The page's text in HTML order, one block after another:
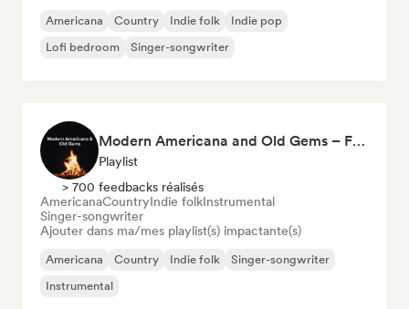
Americana Country Indie folk
Indie pop
Lofi bedroom
Singer-songwriter
Modern Americana and Old Gems – Folk and Alt Country
Playlist
> 700 feedbacks réalisés
AmericanaCountryIndie folkInstrumental
Singer-songwriter
Ajouter dans ma/mes playlist(s) impactante(s)
Americana Country Indie folk
Singer-songwriter
Instrumental